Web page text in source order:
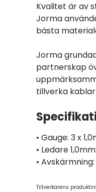
Kvalitet är av
Jorma
bästa
Jorma
partnerskap
tillverka
• Gauge: 3 x
• Ledare
•
Tillverkarens